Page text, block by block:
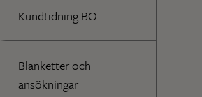
Kundtidning BO
Blanketter och
ansökningar